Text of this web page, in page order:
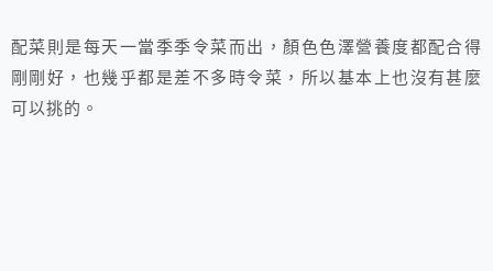
配菜則是每天一當季季令菜而出，顏色色澤營養度都配合得
剛剛好，也幾乎都是差不多時令菜，所以基本上也沒有甚麼
可以挑的。